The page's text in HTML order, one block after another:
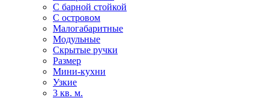
С барной стойкой
С островом
Малогабаритные
Модульные
Скрытые ручки
Размер
Мини-кухни
Узкие
3 кв. м.